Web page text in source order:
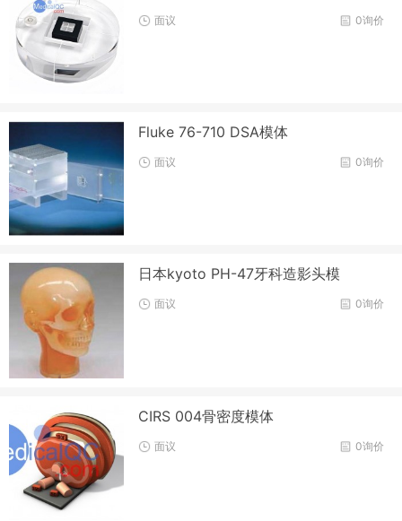
0询价
面议
Fluke 76-710 DSA模体
0询价
面议
日本kyoto PH-47牙科造影头模
0询价
面议
CIRS 004骨密度模体
0询价
面议